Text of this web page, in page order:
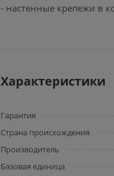
- настенные крепежи в
Характеристики
Гарантия
Страна происхождения
Производитель
Базовая единица